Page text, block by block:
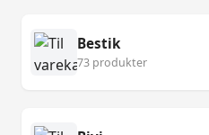
Bestik
73 produkter